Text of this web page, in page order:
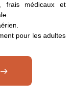
et le Canada:
vous invitons à
:
britannique
frais médicaux et
pour les adultes